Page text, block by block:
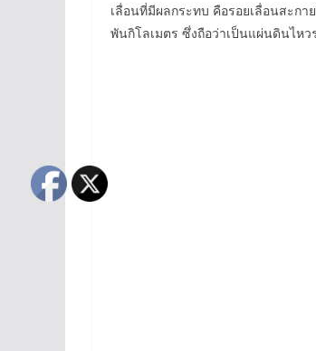
เลื่อนที่มีผลกระทบ คือรอยเลื่อนสะก
พันกิโลเมตร ซึ่งถือว่าเป็นแผ่นดินไห